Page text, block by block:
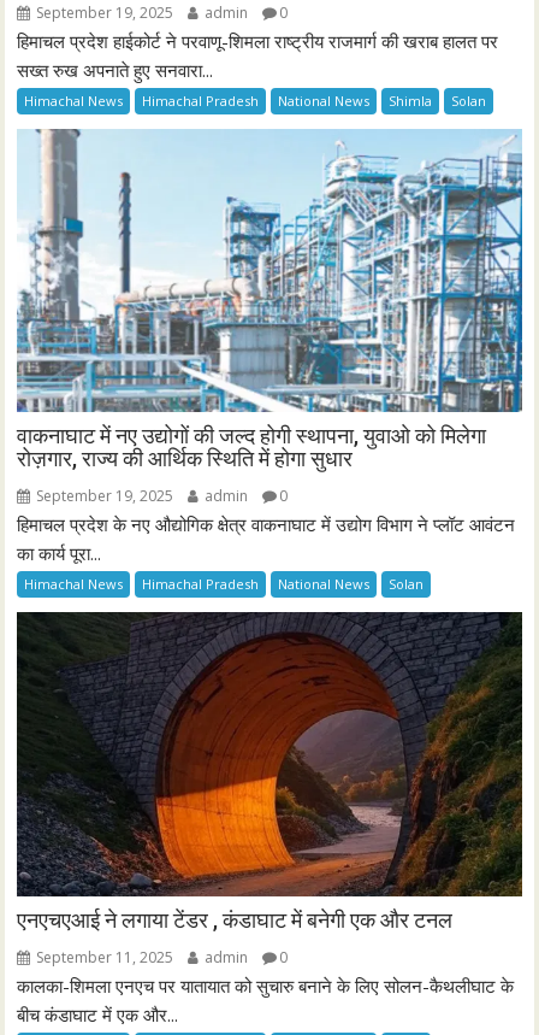
September 19, 2025 admin 0
हिमाचल प्रदेश हाईकोर्ट ने परवाणू-शिमला राष्ट्रीय राजमार्ग की खराब हालत पर
सख्त रुख अपनाते हुए सनवारा...
Himachal News Himachal Pradesh National News Shimla Solan
वाकनाघाट में नए उद्योगों की जल्द होगी स्थापना, युवाओ को मिलेगा
रोज़गार, राज्य की आर्थिक स्थिति में होगा सुधार
September 19, 2025 admin 0
हिमाचल प्रदेश के नए औद्योगिक क्षेत्र वाकनाघाट में उद्योग विभाग ने प्लॉट आवंटन
का कार्य पूरा...
Himachal News Himachal Pradesh National News Solan
एनएचएआई ने लगाया टेंडर , कंडाघाट में बनेगी एक और टनल
September 11, 2025 admin 0
कालका-शिमला एनएच पर यातायात को सुचारु बनाने के लिए सोलन-कैथलीघाट के
बीच कंडाघाट में एक और...